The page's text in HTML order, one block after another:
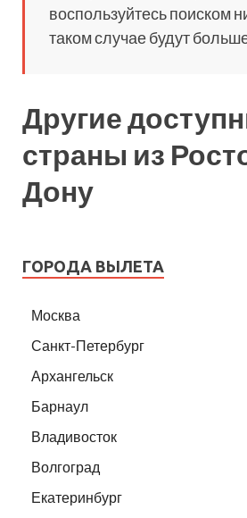
воспользуйтесь поиском
таком случае будут
Другие
страны из
Дону
ГОРОДА ВЫЛЕТА
Москва
Санкт-Петербург
Архангельск
Барнаул
Владивосток
Волгоград
Екатеринбург